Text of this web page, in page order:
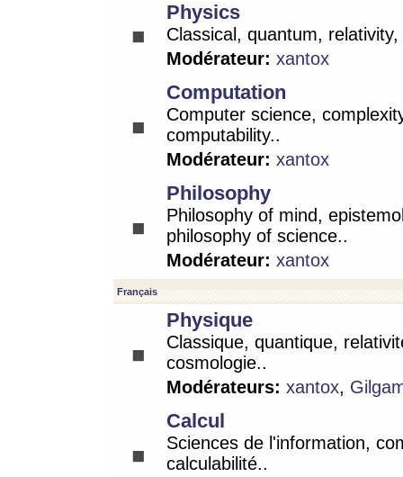
Physics
Classical, quantum,
Modérateur: xantox
Computation
Computer science,
computability..
Modérateur: xantox
Philosophy
Philosophy of mind,
philosophy of science..
Modérateur: xantox
Français
Physique
Classique, quantique,
cosmologie..
Modérateurs: xantox,
Calcul
Sciences de l'information,
calculabilité..